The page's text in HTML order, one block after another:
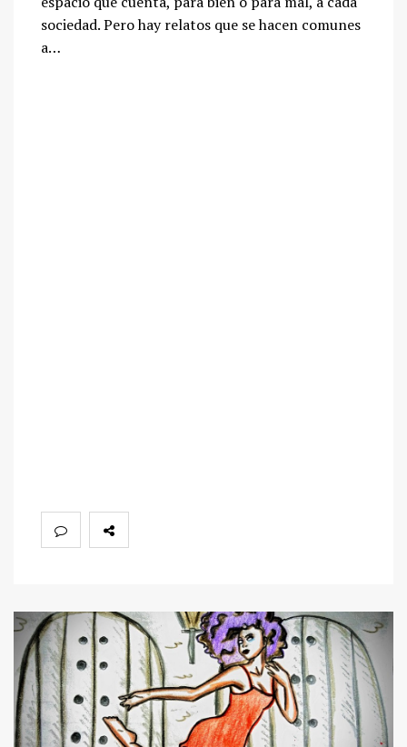
sociedad. Pero hay relatos que se hacen comunes
a…